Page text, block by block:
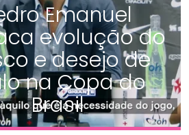
Emanuel
evolução do
e desejo de
na Copa do
Brasil